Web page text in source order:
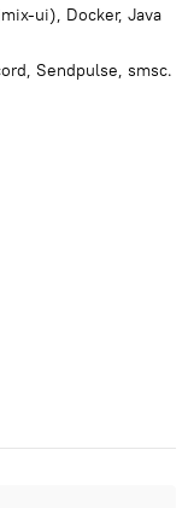
ui), Docker, Java
Sendpulse, smsc.